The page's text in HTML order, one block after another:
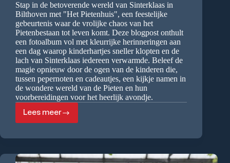
Stap in de betoverende wereld van Sinterklaas in
Bilthoven met "Het Pietenhuis", een feestelijke
gebeurtenis waar de vrolijke chaos van het
Pietenbestaan tot leven komt. Deze blogpost onthult
een fotoalbum vol met kleurrijke herinneringen aan
een dag waarop kinderhartjes sneller klopten en de
lach van Sinterklaas iedereen verwarmde. Beleef de
magie opnieuw door de ogen van de kinderen die,
tussen pepernoten en cadeautjes, een kijkje namen in
de wondere wereld van de Pieten en hun
voorbereidingen voor het heerlijk avondje.
Lees meerSinterklaas
in
Pietenhuis”